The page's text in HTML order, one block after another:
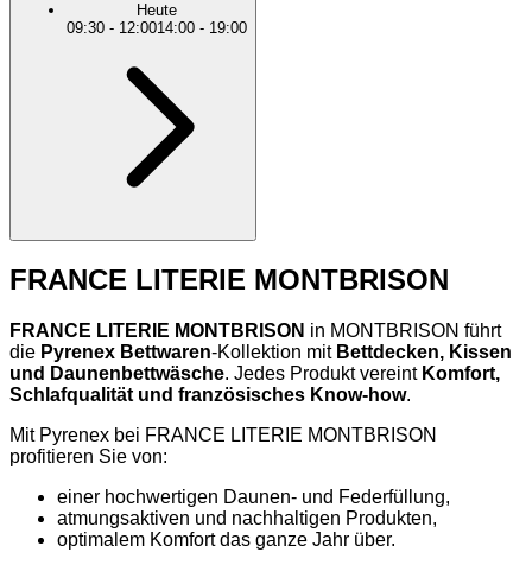
Heute
09:30 - 12:0014:00 - 19:00
FRANCE LITERIE MONTBRISON
FRANCE LITERIE MONTBRISON in MONTBRISON führt
die Pyrenex Bettwaren-Kollektion mit Bettdecken, Kissen
und Daunenbettwäsche. Jedes Produkt vereint Komfort,
Schlafqualität und französisches Know-how.
Mit Pyrenex bei FRANCE LITERIE MONTBRISON
profitieren Sie von:
einer hochwertigen Daunen- und Federfüllung,
atmungsaktiven und nachhaltigen Produkten,
optimalem Komfort das ganze Jahr über.